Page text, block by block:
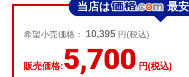
当店は 最
希望小売価格： 10,395 円(税込)
販売価格:5,700 円(税込)